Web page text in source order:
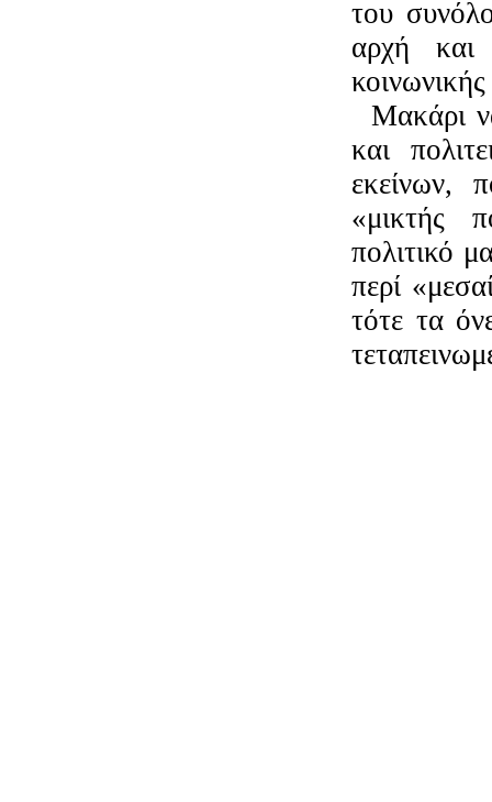
του
αρχή
Μακάρι
και
εκείνων,
«μικτής
πολιτικό
περί
τότε τα